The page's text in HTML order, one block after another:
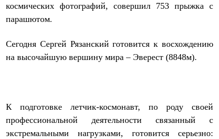
Брюки
Куртки
Жилеты
Термобелье
Теплое термобелье
Рубашки
Толстовки
Брюки
Шорты
космических фотографий, совершил 753 прыжка с
парашютом.
Сегодня Сергей Рязанский готовится к восхождению
на высочайшую вершину мира – Эверест (8848м).
К подготовке летчик-космонавт, по роду своей
профессиональной деятельности связанный с
экстремальными нагрузками, готовится серьезно: